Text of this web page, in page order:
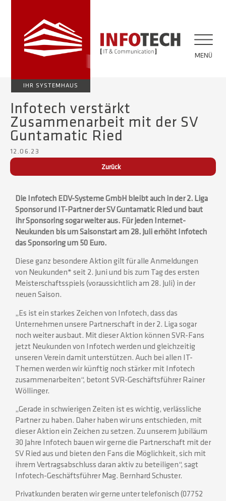
IHR SYSTEMHAUS
MENÜ
Infotech verstärkt
Zusammenarbeit mit der SV
Guntamatic Ried
12.06.23
Zurück
Die Infotech EDV-Systeme GmbH bleibt auch in der 2. Liga
Sponsor und IT-Partner der SV Guntamatic Ried und baut
ihr Sponsoring sogar weiter aus. Für jeden Internet-
Neukunden bis um Saisonstart am 28. Juli erhöht Infotech
das Sponsoring um 50 Euro.
Diese ganz besondere Aktion gilt für alle Anmeldungen
von Neukunden* seit 2. Juni und bis zum Tag des ersten
Meisterschaftsspiels (voraussichtlich am 28. Juli) in der
neuen Saison.
„Es ist ein starkes Zeichen von Infotech, dass das
Unternehmen unsere Partnerschaft in der 2. Liga sogar
noch weiter ausbaut. Mit dieser Aktion können SVR-Fans
jetzt Neukunden von Infotech werden und gleichzeitig
unseren Verein damit unterstützen. Auch bei allen IT-
Themen werden wir künftig noch stärker mit Infotech
zusammenarbeiten“, betont SVR-Geschäftsführer Rainer
Wöllinger.
„Gerade in schwierigen Zeiten ist es wichtig, verlässliche
Partner zu haben. Daher haben wir uns entschieden, mit
dieser Aktion ein Zeichen zu setzen. Zu unserem Jubiläum
30 Jahre Infotech bauen wir gerne die Partnerschaft mit der
SV Ried aus und bieten den Fans die Möglichkeit, sich mit
ihrem Vertragsabschluss daran aktiv zu beteiligen“, sagt
Infotech-Geschäftsführer Mag. Bernhard Schuster.
Privatkunden beraten wir gerne unter telefonisch (07752